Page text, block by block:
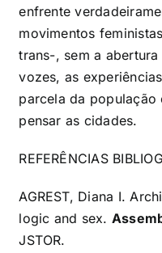
enfrente
movimentos
trans-, sem a
vozes, as
parcela da população
pensar as cidades.
REFERÊNCIAS
AGREST, Diana I.
logic and sex.
JSTOR.